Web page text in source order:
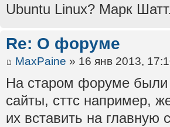
Ubuntu Linux? Марк
Re: О форуме
MaxPaine » 16 янв 2013,
На старом форуме
сайты, сттс например,
их вставить на главную